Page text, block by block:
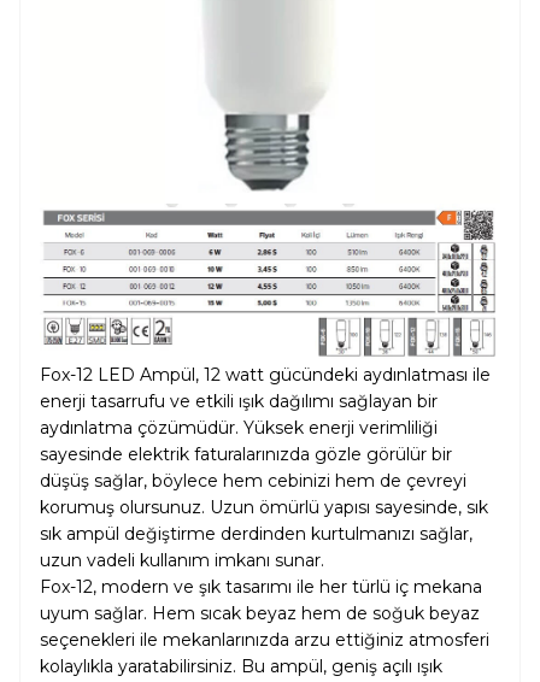
Fox-12 LED Ampül, 12 watt gücündeki aydınlatması ile
enerji tasarrufu ve etkili ışık dağılımı sağlayan bir
aydınlatma çözümüdür. Yüksek enerji verimliliği
sayesinde elektrik faturalarınızda gözle görülür bir
düşüş sağlar, böylece hem cebinizi hem de çevreyi
korumuş olursunuz. Uzun ömürlü yapısı sayesinde, sık
sık ampül değiştirme derdinden kurtulmanızı sağlar,
uzun vadeli kullanım imkanı sunar.
Fox-12, modern ve şık tasarımı ile her türlü iç mekana
uyum sağlar. Hem sıcak beyaz hem de soğuk beyaz
seçenekleri ile mekanlarınızda arzu ettiğiniz atmosferi
kolaylıkla yaratabilirsiniz. Bu ampül, geniş açılı ışık